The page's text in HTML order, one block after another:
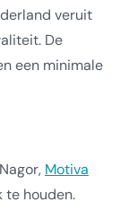
veruit
De
een minimale
Motiva
te houden.